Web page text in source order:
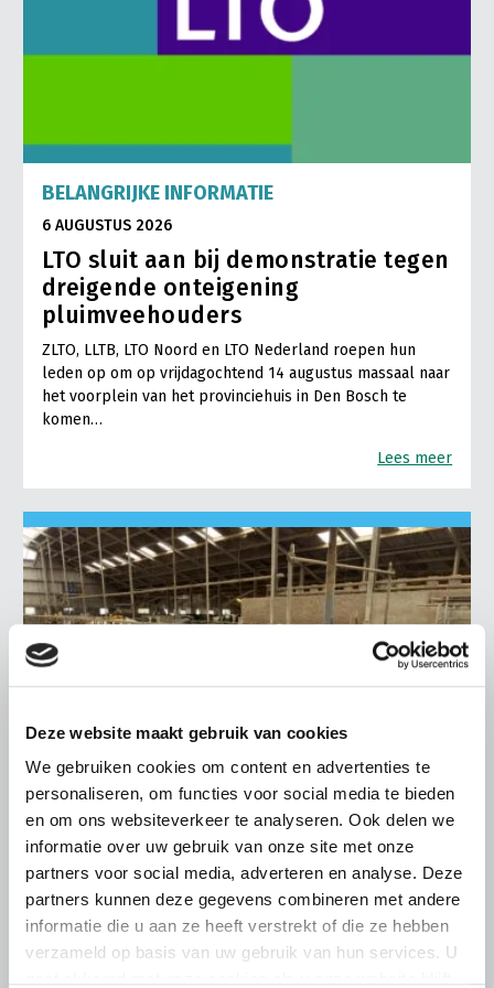
Deze website maakt gebruik van cookies
We gebruiken cookies om content en advertenties te
personaliseren, om functies voor social media te bieden
en om ons websiteverkeer te analyseren. Ook delen we
informatie over uw gebruik van onze site met onze
partners voor social media, adverteren en analyse. Deze
partners kunnen deze gegevens combineren met andere
informatie die u aan ze heeft verstrekt of die ze hebben
verzameld op basis van uw gebruik van hun services. U
Medewerkers
Vakgroepbestuurders
Vacatures
Pers
Contact
BELANGRIJKE INFORMATIE
6 AUGUSTUS 2026
LTO sluit aan bij demonstratie tegen
dreigende onteigening
pluimveehouders
ZLTO, LLTB, LTO Noord en LTO Nederland roepen hun
leden op om op vrijdagochtend 14 augustus massaal naar
het voorplein van het provinciehuis in Den Bosch te
komen…
Lees meer
LTO LOBBY
6 AUGUSTUS 2026
Kamerlid Goudzwaard (JA21)
bezoekt melkveehouderij in